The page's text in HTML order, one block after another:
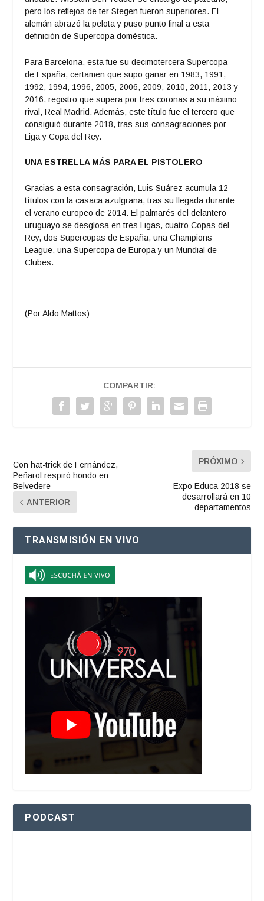
pero los reflejos de ter Stegen fueron superiores. El
alemán abrazó la pelota y puso punto final a esta
definición de Supercopa doméstica.
Para Barcelona, esta fue su decimotercera Supercopa
de España, certamen que supo ganar en 1983, 1991,
1992, 1994, 1996, 2005, 2006, 2009, 2010, 2011, 2013 y
2016, registro que supera por tres coronas a su máximo
rival, Real Madrid. Además, este título fue el tercero que
consiguió durante 2018, tras sus consagraciones por
Liga y Copa del Rey.
UNA ESTRELLA MÁS PARA EL PISTOLERO
Gracias a esta consagración, Luis Suárez acumula 12
títulos con la casaca azulgrana, tras su llegada durante
el verano europeo de 2014. El palmarés del delantero
uruguayo se desglosa en tres Ligas, cuatro Copas del
Rey, dos Supercopas de España, una Champions
League, una Supercopa de Europa y un Mundial de
Clubes.
(Por Aldo Mattos)
COMPARTIR:
Con hat-trick de Fernández,
Peñarol respiró hondo en
Belvedere
ANTERIOR
PRÓXIMO
Expo Educa 2018 se
desarrollará en 10
departamentos
TRANSMISIÓN EN VIVO
PODCAST